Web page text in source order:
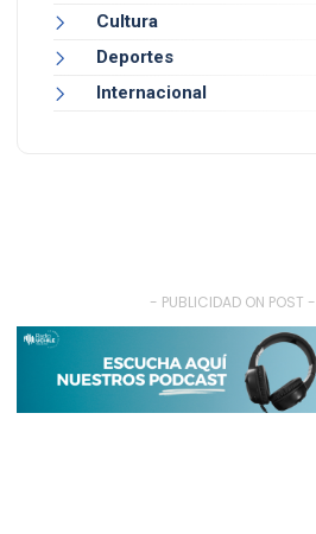
Cultura
Deportes
Internacional
- PUBLICIDAD ON POST -